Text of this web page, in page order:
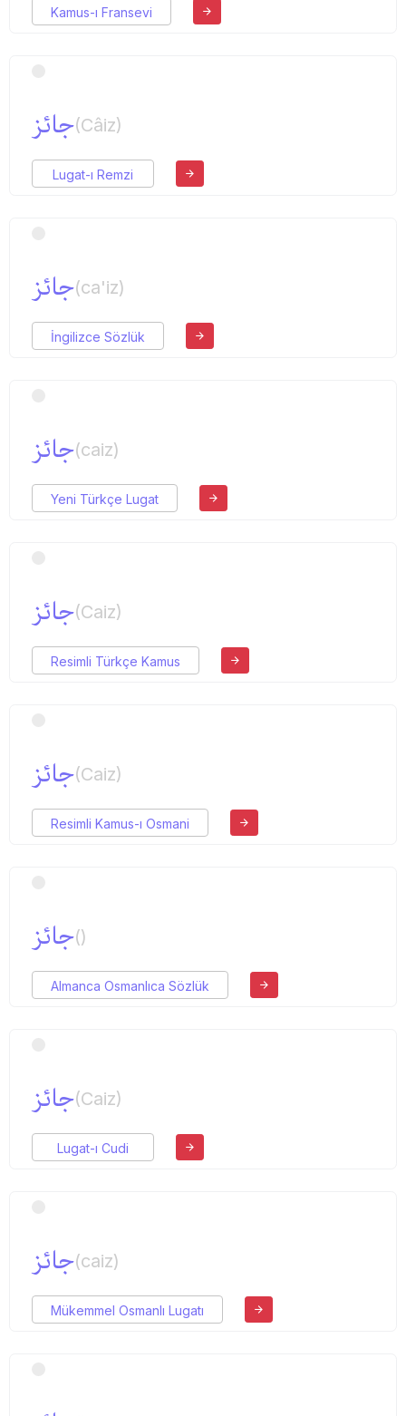
Kamus-ı Fransevi
جائز(Câiz)
Lugat-ı Remzi
جائز(ca'iz)
İngilizce Sözlük
جائز(caiz)
Yeni Türkçe Lugat
جائز(Caiz)
Resimli Türkçe Kamus
جائز(Caiz)
Resimli Kamus-ı Osmani
جائز()
Almanca Osmanlıca Sözlük
جائز(Caiz)
Lugat-ı Cudi
جائز(caiz)
Mükemmel Osmanlı Lugatı